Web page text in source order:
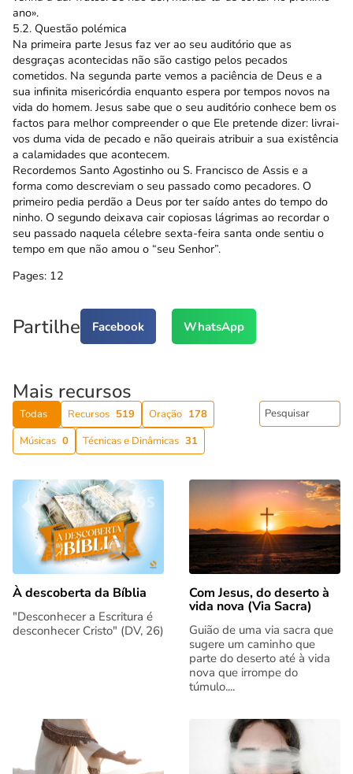
ano».
5.2. Questão polémica
Na primeira parte Jesus faz ver ao seu auditório que as
desgraças acontecidas não são castigo pelos pecados
cometidos. Na segunda parte vemos a paciência de Deus e a
sua infinita misericórdia enquanto espera por tempos novos na
vida do homem. Jesus sabe que o seu auditório conhece bem os
factos para melhor compreender o que Ele pretende dizer: livrai-
vos duma vida de pecado e não queirais atribuir a sua existência
a calamidades que acontecem.
Recordemos Santo Agostinho ou S. Francisco de Assis e a
forma como descreviam o seu passado como pecadores. O
primeiro pedia perdão a Deus por ter saído antes do tempo do
ninho. O segundo deixava cair copiosas lágrimas ao recordar o
seu passado naquela célebre sexta-feira santa onde sentiu o
tempo em que não amou o “seu Senhor”.
Pages: 12
Partilhe Facebook WhatsApp
Mais recursos
Todas Recursos 519 Oração 178
Músicas 0 Técnicas e Dinâmicas 31
À descoberta da Bíblia
"Desconhecer a Escritura é
desconhecer Cristo" (DV, 26)
Com Jesus, do deserto à
vida nova (Via Sacra)
Guião de uma via sacra que
sugere um caminho que
parte do deserto até à vida
nova que irrompe do
túmulo....